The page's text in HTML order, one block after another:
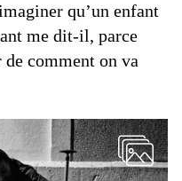
qu’un enfant
me dit-il, parce
de comment on va